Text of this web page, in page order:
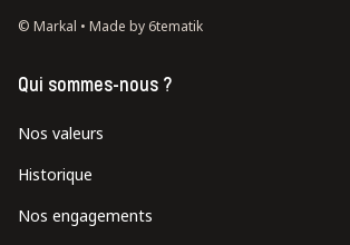
© Markal • Made by 6tematik
Qui sommes-nous ?
Nos valeurs
Historique
Nos engagements